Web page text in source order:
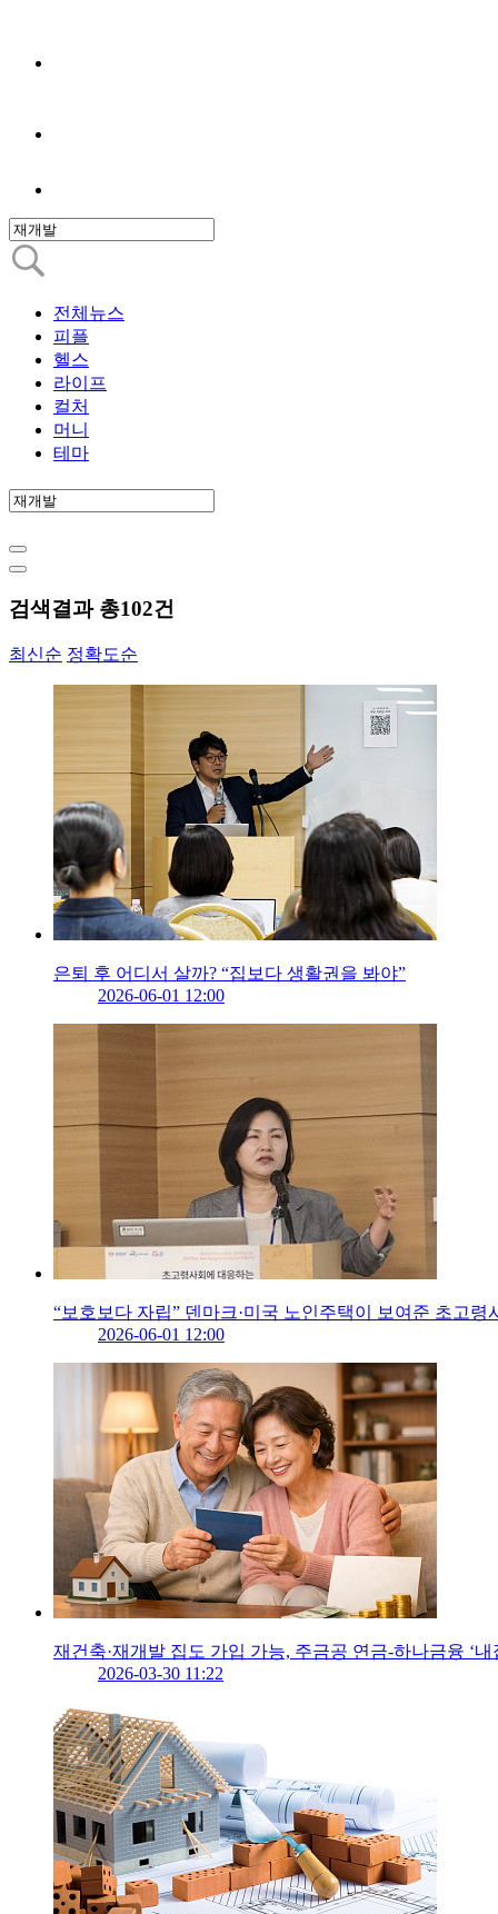
전체뉴스
피플
헬스
라이프
컬처
머니
테마
검색결과 총102건
최신순 정확도순
은퇴 후 어디서 살까? “집보다 생활권을 봐야”
2026-06-01 12:00
“보호보다 자립” 덴마크·미국 노인주택이 보여준 초고령
2026-06-01 12:00
재건축·재개발 집도 가입 가능, 주금공 연금-하나금융 ‘내
2026-03-30 11:22